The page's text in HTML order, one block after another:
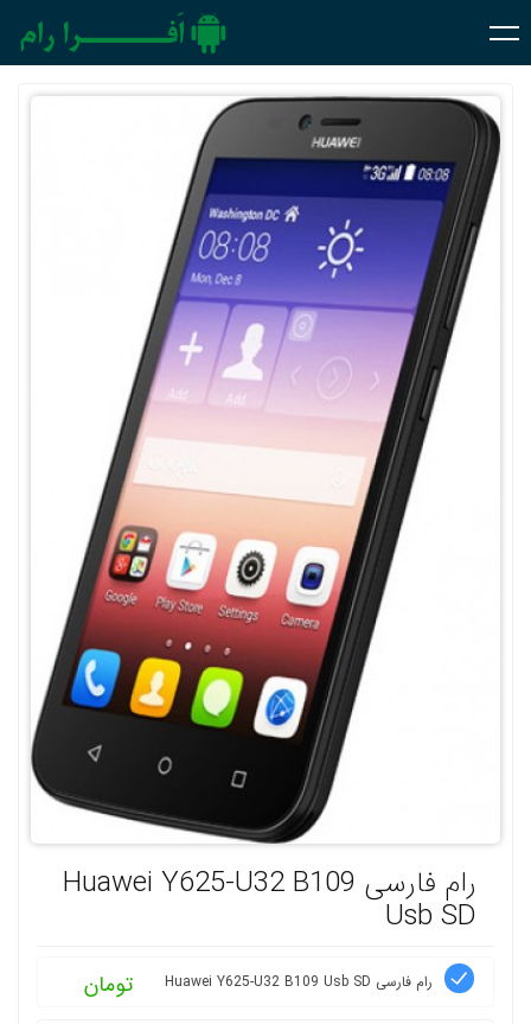
رام فارسی Huawei Y625-U32 B109
Usb SD
رام فارسی Huawei Y625-U32 B109 Usb SD تومان